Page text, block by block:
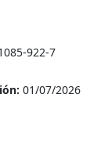
922-7
01/07/2026